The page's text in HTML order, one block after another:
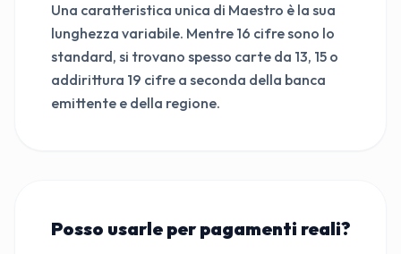
Una caratteristica unica di Maestro è la sua
lunghezza variabile. Mentre 16 cifre sono lo
standard, si trovano spesso carte da 13, 15 o
addirittura 19 cifre a seconda della banca
emittente e della regione.
Posso usarle per pagamenti reali?